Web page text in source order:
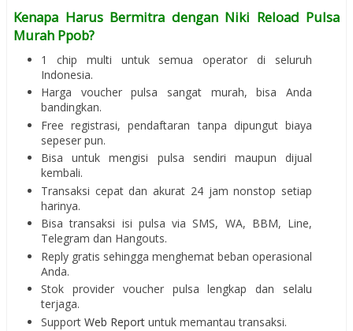
Kenapa Harus Bermitra dengan Niki Reload Pulsa
Murah Ppob?
1 chip multi untuk semua operator di seluruh
Indonesia.
Harga voucher pulsa sangat murah, bisa Anda
bandingkan.
Free registrasi, pendaftaran tanpa dipungut biaya
sepeser pun.
Bisa untuk mengisi pulsa sendiri maupun dijual
kembali.
Transaksi cepat dan akurat 24 jam nonstop setiap
harinya.
Bisa transaksi isi pulsa via SMS, WA, BBM, Line,
Telegram dan Hangouts.
Reply gratis sehingga menghemat beban operasional
Anda.
Stok provider voucher pulsa lengkap dan selalu
terjaga.
Support Web Report untuk memantau transaksi.